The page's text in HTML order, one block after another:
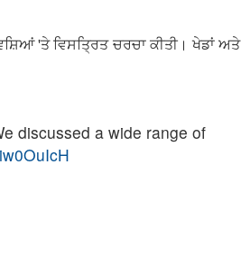
'ਤੇ ਵਿਸਤ੍ਰਿਤ ਚਰਚਾ ਕੀਤੀ। ਖੇਡਾਂ ਅਤੇ
discussed a wide range of